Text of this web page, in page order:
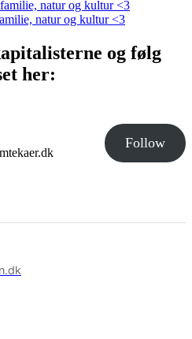
natur og kultur <3
natur og kultur <3
og følg
her:
Follow